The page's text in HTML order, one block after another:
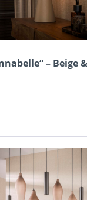
– Beige